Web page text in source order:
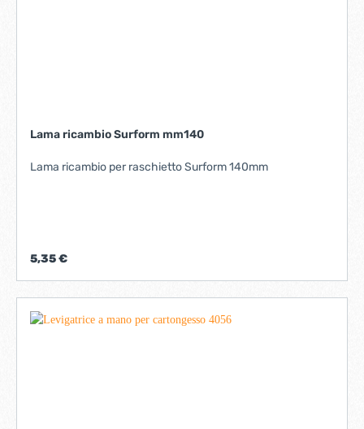
Lama ricambio Surform mm140
Lama ricambio per raschietto Surform 140mm
5,35 €